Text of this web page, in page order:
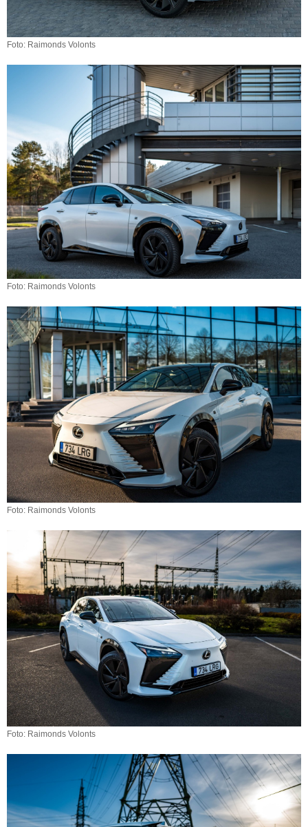
Foto: Raimonds Volonts
Foto: Raimonds Volonts
Foto: Raimonds Volonts
Foto: Raimonds Volonts